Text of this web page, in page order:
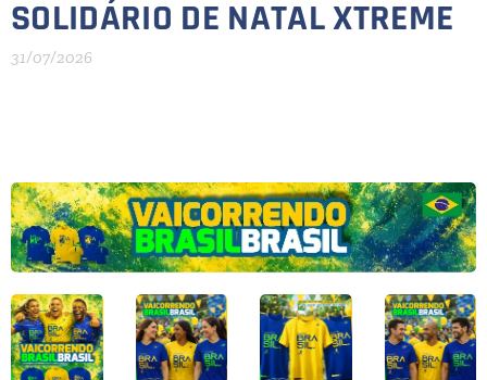
SOLIDÁRIO DE NATAL XTREME
31/07/2026